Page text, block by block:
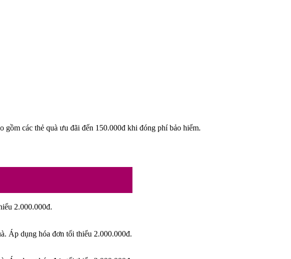
gồm các thẻ quà ưu đãi đến 150.000đ khi đóng phí bảo hiểm.
2.000.000đ.
Áp dụng hóa đơn tối thiểu 2.000.000đ.